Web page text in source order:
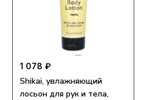
1 078 ₽
Shikai, увлажняющий
лосьон для рук и тела,